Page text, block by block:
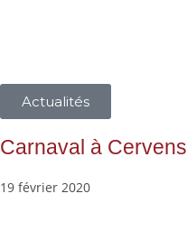
Actualités
Carnaval à Cervens
19 février 2020